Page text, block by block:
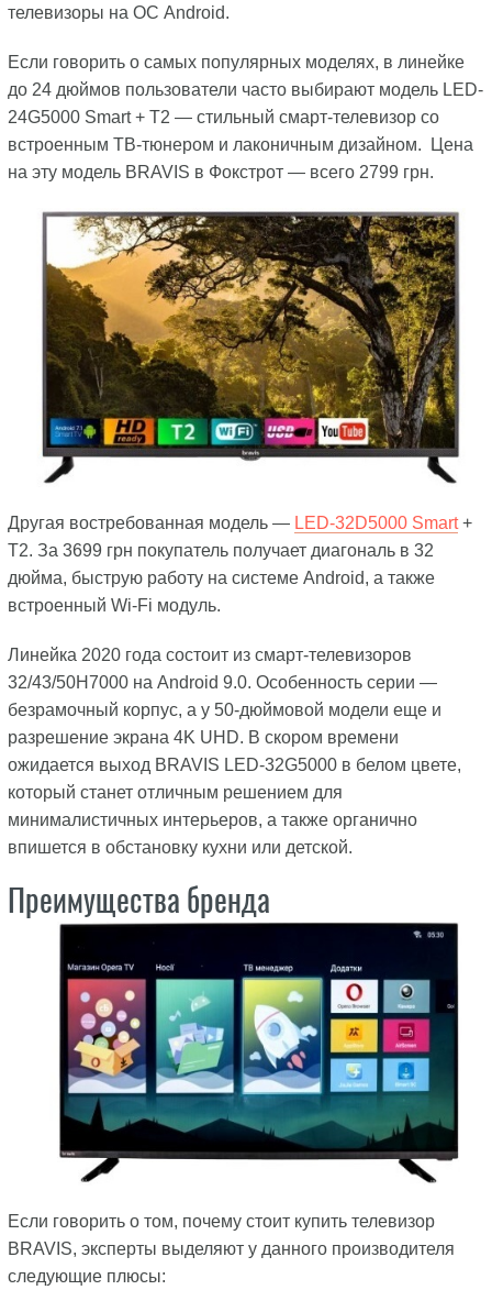
телевизоры на ОС Android.
Если говорить о самых популярных моделях, в линейке
до 24 дюймов пользователи часто выбирают модель LED-
24G5000 Smart + T2 — стильный смарт-телевизор со
встроенным ТВ-тюнером и лаконичным дизайном. Цена
на эту модель BRAVIS в Фокстрот — всего 2799 грн.
Другая востребованная модель — LED-32D5000 Smart+
T2. За 3699 грн покупатель получает диагональ в 32
дюйма, быструю работу на системе Android, а также
встроенный Wi-Fi модуль.
Линейка 2020 года состоит из смарт-телевизоров
32/43/50H7000 на Android 9.0. Особенность серии —
безрамочный корпус, а у 50-дюймовой модели еще и
разрешение экрана 4K UHD. В скором времени
ожидается выход BRAVIS LED-32G5000 в белом цвете,
который станет отличным решением для
минималистичных интерьеров, а также органично
впишется в обстановку кухни или детской.
Преимущества бренда
Если говорить о том, почему стоит купить телевизор
BRAVIS, эксперты выделяют у данного производителя
следующие плюсы: